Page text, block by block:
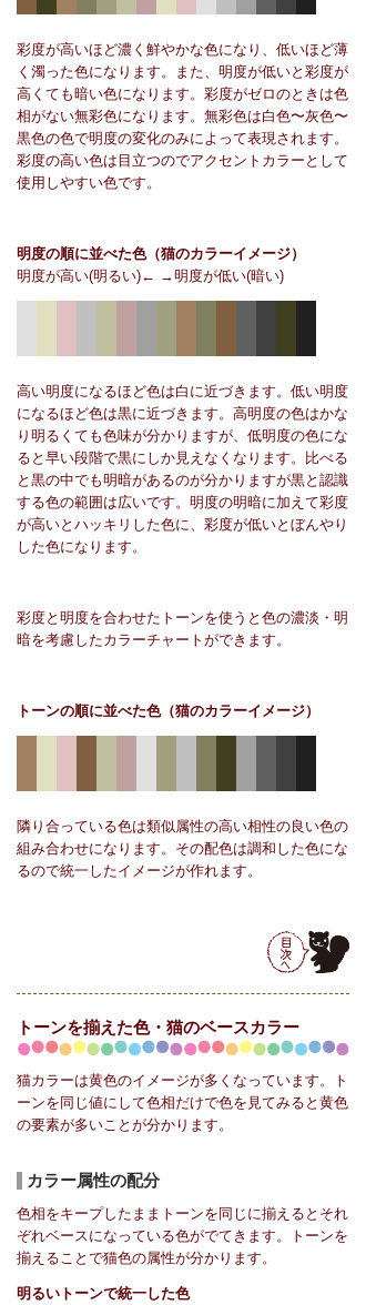
彩度が高いほど濃く鮮やかな色になり、低いほど薄
く濁った色になります。また、明度が低いと彩度が
高くても暗い色になります。彩度がゼロのときは色
相がない無彩色になります。無彩色は白色〜灰色〜
黒色の色で明度の変化のみによって表現されます。
彩度の高い色は目立つのでアクセントカラーとして
使用しやすい色です。
明度の順に並べた色（猫のカラーイメージ）
明度が高い(明るい)← →明度が低い(暗い)
高い明度になるほど色は白に近づきます。低い明度
になるほど色は黒に近づきます。高明度の色はかな
り明るくても色味が分かりますが、低明度の色にな
ると早い段階で黒にしか見えなくなります。比べる
と黒の中でも明暗があるのが分かりますが黒と認識
する色の範囲は広いです。明度の明暗に加えて彩度
が高いとハッキリした色に、彩度が低いとぼんやり
した色になります。
彩度と明度を合わせたトーンを使うと色の濃淡・明
暗を考慮したカラーチャートができます。
トーンの順に並べた色（猫のカラーイメージ）
隣り合っている色は類似属性の高い相性の良い色の
組み合わせになります。その配色は調和した色にな
るので統一したイメージが作れます。
トーンを揃えた色・猫のベースカラー
猫カラーは黄色のイメージが多くなっています。ト
ーンを同じ値にして色相だけで色を見てみると黄色
の要素が多いことが分かります。
カラー属性の配分
色相をキープしたままトーンを同じに揃えるとそれ
ぞれベースになっている色がでてきます。トーンを
揃えることで猫色の属性が分かります。
明るいトーンで統一した色